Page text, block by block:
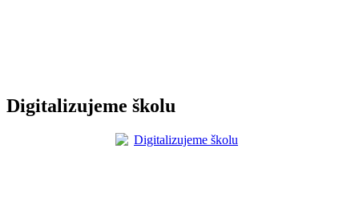
Digitalizujeme školu